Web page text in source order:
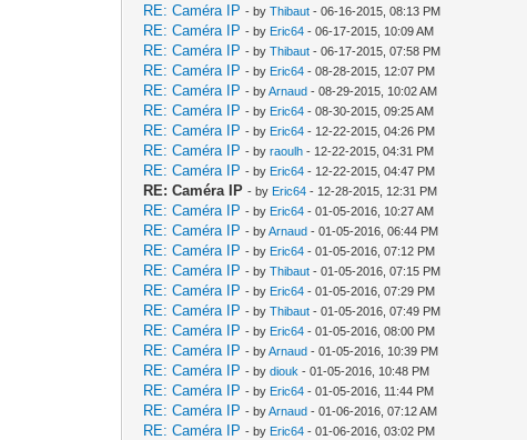
RE: Caméra IP - byThibaut - 06-16-2015, 08:13 PM
RE: Caméra IP - by Eric64 - 06-17-2015, 10:09 AM
RE: Caméra IP - byThibaut - 06-17-2015, 07:58 PM
RE: Caméra IP - by Eric64 - 08-28-2015, 12:07 PM
RE: Caméra IP - byArnaud - 08-29-2015, 10:02 AM
RE: Caméra IP - by Eric64 - 08-30-2015, 09:25 AM
RE: Caméra IP - by Eric64 - 12-22-2015, 04:26 PM
RE: Caméra IP - byraoulh - 12-22-2015, 04:31 PM
RE: Caméra IP - by Eric64 - 12-22-2015, 04:47 PM
RE: Caméra IP - by Eric64 - 12-28-2015, 12:31 PM
RE: Caméra IP - by Eric64 - 01-05-2016, 10:27 AM
RE: Caméra IP - byArnaud - 01-05-2016, 06:44 PM
RE: Caméra IP - by Eric64 - 01-05-2016, 07:12 PM
RE: Caméra IP - byThibaut - 01-05-2016, 07:15 PM
RE: Caméra IP - by Eric64 - 01-05-2016, 07:29 PM
RE: Caméra IP - byThibaut - 01-05-2016, 07:49 PM
RE: Caméra IP - by Eric64 - 01-05-2016, 08:00 PM
RE: Caméra IP - byArnaud - 01-05-2016, 10:39 PM
RE: Caméra IP - bydiouk - 01-05-2016, 10:48 PM
RE: Caméra IP - by Eric64 - 01-05-2016, 11:44 PM
RE: Caméra IP - byArnaud - 01-06-2016, 07:12 AM
RE: Caméra IP - by Eric64 - 01-06-2016, 03:02 PM